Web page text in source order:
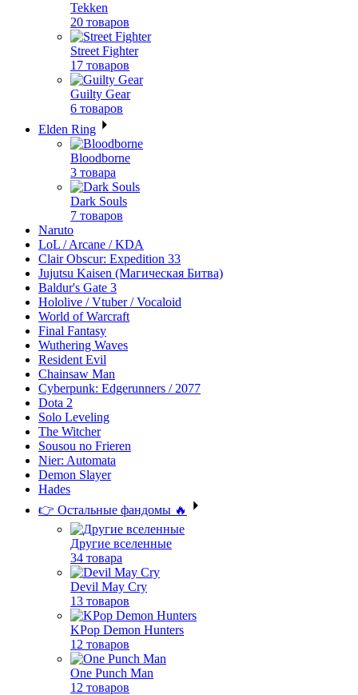
Tekken
20 товаров
Street Fighter
17 товаров
Guilty Gear
6 товаров
Elden Ring
Bloodborne
3 товара
Dark Souls
7 товаров
Naruto
LoL / Arcane / KDA
Clair Obscur: Expedition 33
Jujutsu Kaisen (Магическая Битва)
Baldur's Gate 3
Hololive / Vtuber / Vocaloid
World of Warcraft
Final Fantasy
Wuthering Waves
Resident Evil
Chainsaw Man
Cyberpunk: Edgerunners / 2077
Dota 2
Solo Leveling
The Witcher
Sousou no Frieren
Nier: Automata
Demon Slayer
Hades
👉 Остальные фандомы 🔥
Другие вселенные
34 товара
Devil May Cry
13 товаров
KPop Demon Hunters
12 товаров
One Punch Man
12 товаров